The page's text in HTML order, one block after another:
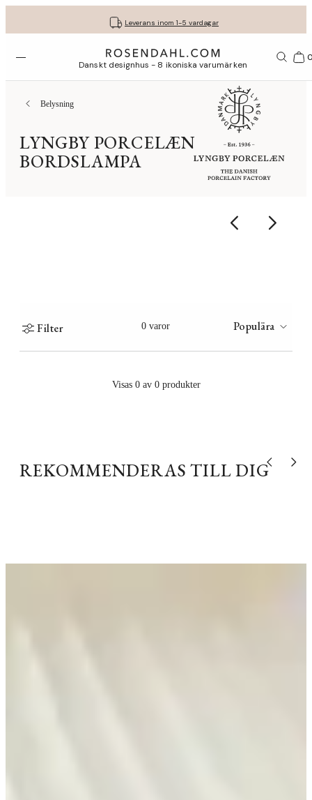
Leverans inom 1-5 vardagar
Fri frakt på köp för minst 849 kr.
30 dagars fri retur med GLS
Få dina presenter fint inslagna
Öppna menyn Danskt designhus - 8 ikoniska varumärken
Belysning
LYNGBY PORCELÆN
BORDSLAMPA
Filter 0 varor Populära
Visas 0 av 0 produkter
REKOMMENDERAS TILL DIGVisa tidigare
Visa